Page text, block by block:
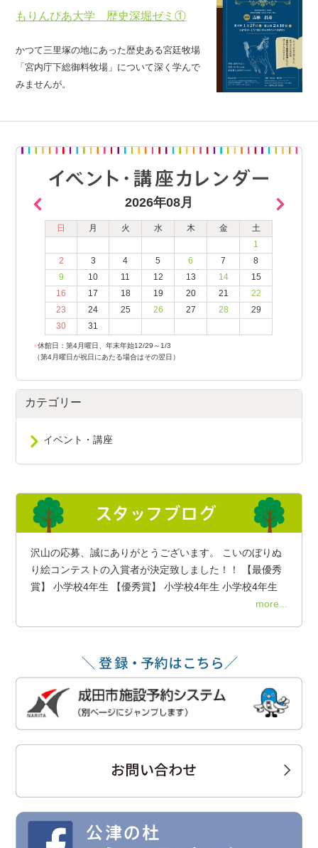
もりんぴあ大学 歴史深堀ゼミ①
かつて三里塚の地にあった歴史ある宮廷牧場
「宮内庁下総御料牧場」について深く学んで
みませんが。
2026年08月
日 月 火 水 木 金
土
1
2
3 4 5 6 7
8
9
10 11 12 13 14
15
16
17 18 19 20 21
22
23
24 25 26 27 28
29
30
31
●休館日：第4月曜日、年末年始12/29～1/3
（第4月曜日が祝日にあたる場合はその翌日）
カテゴリー
イベント・講座
沢山の応募、誠にありがとうございます。 こいのぼりぬ
り絵コンテストの入賞者が決定致しました！！ 【最優秀
賞】 小学校4年生 【優秀賞】 小学校4年生 小学校4年生
more...